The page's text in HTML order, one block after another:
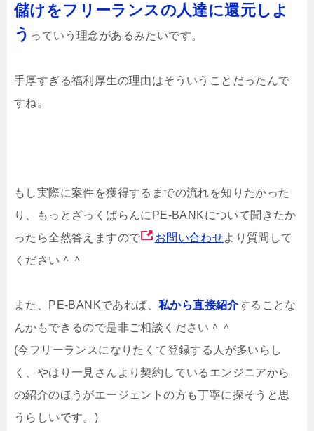
儲けをフリーランスの人達に還元しよ
う っていう理念があるみたいです。
手厚すぎる福利厚生の理由はそういうことだったんで
すね。
もし実際に案件を獲得するまでの流れを知りたかった
り、もっとざっくばらんにPE-BANKについて聞きたか
ったら全然答えますので
お問い合わせより質問して
ください＾＾
また、PE-BANKであれば、 私から直接紹介することな
んかもできるので是非ご相談ください＾＾
(今フリーランスになりたくて登録する人が多いらし
く、やはり一見さんより契約しているエンジニアから
の紹介のほうがエージェントの方も丁寧に探そうと思
うらしいです。)